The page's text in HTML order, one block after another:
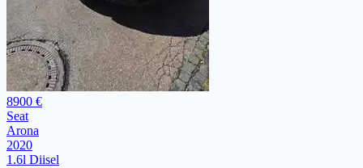
8900 €
Seat
Arona
2020
1.6l Diisel